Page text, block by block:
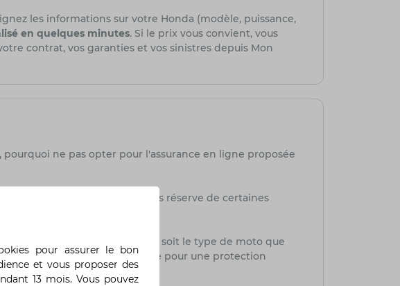
les informations sur votre Honda (modèle, puissance,
en quelques minutes. Si le prix vous convient, vous
contrat, vos garanties et vos sinistres depuis Mon
ne pas opter pour l'assurance en ligne proposée
couverture immédiate, sous réserve de certaines
et à votre budget. Quel que soit le type de moto que
des solutions sur mesure pour une protection
pour assurer le bon
et vous proposer des
13 mois. Vous pouvez